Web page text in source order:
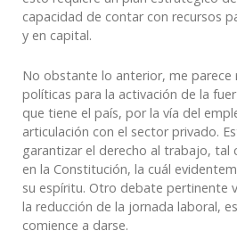
capacidad de contar con recursos
y en capital.
No obstante lo anterior, me parece
políticas para la activación de la
que tiene el país, por la vía del
articulación con el sector privado.
garantizar el derecho al trabajo, tal
en la Constitución, la cuál
su espíritu. Otro debate pertinente
la reducción de la jornada laboral,
comience a darse.